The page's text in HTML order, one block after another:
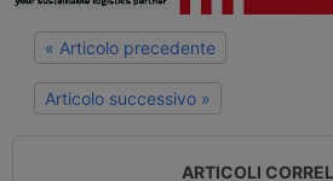
« Articolo precedente
Articolo successivo »
ARTICOLI